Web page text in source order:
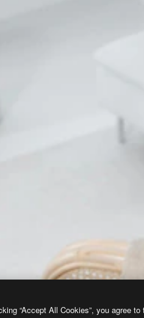
“Accept All Cookies”, you agree